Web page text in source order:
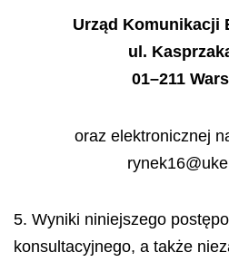
Urząd Komunikacji
ul.
01–211
oraz elektronicznej
5. Wyniki niniejszego
konsultacyjnego, a także